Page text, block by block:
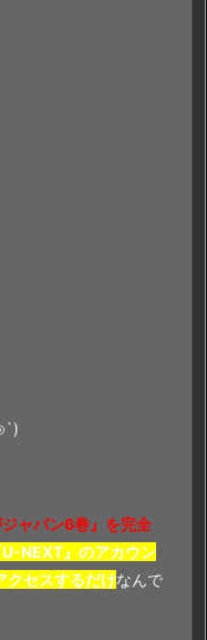
ジャパン6巻』を完全
U-NEXT』のアカウン
クセスするだけなんで